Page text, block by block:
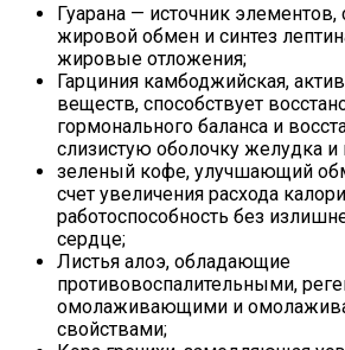
Гуарана — источник
жировой обмен и синтез
жировые отложения;
Гарциния камбоджийская,
веществ, способствует
гормонального баланса и
слизистую оболочку желудка
зеленый кофе, улучшающий
счет увеличения расхода
работоспособность без
сердце;
Листья алоэ, обладающие
противовоспалительными,
омолаживающими и
свойствами;